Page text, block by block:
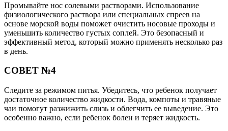
Промывайте нос солевыми растворами. Использование
физиологического раствора или специальных спреев на
основе морской воды поможет очистить носовые проходы и
уменьшить количество густых соплей. Это безопасный и
эффективный метод, который можно применять несколько раз
в день.
СОВЕТ №4
Следите за режимом питья. Убедитесь, что ребенок получает
достаточное количество жидкости. Вода, компоты и травяные
чаи помогут разжижить слизь и облегчить ее выведение. Это
особенно важно, если ребенок болен и теряет жидкость.